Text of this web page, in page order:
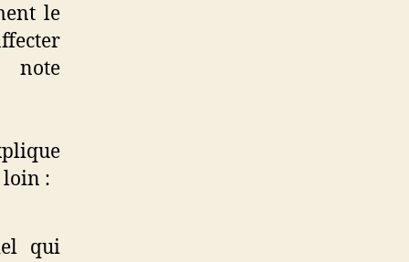
le
note
loin :
qui